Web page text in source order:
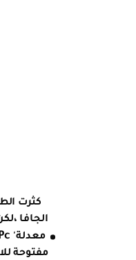
كثرت
الجافا
معدلة'
مفتوحة